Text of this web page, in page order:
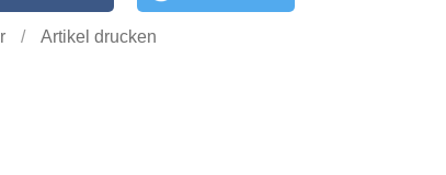
/ Artikel drucken